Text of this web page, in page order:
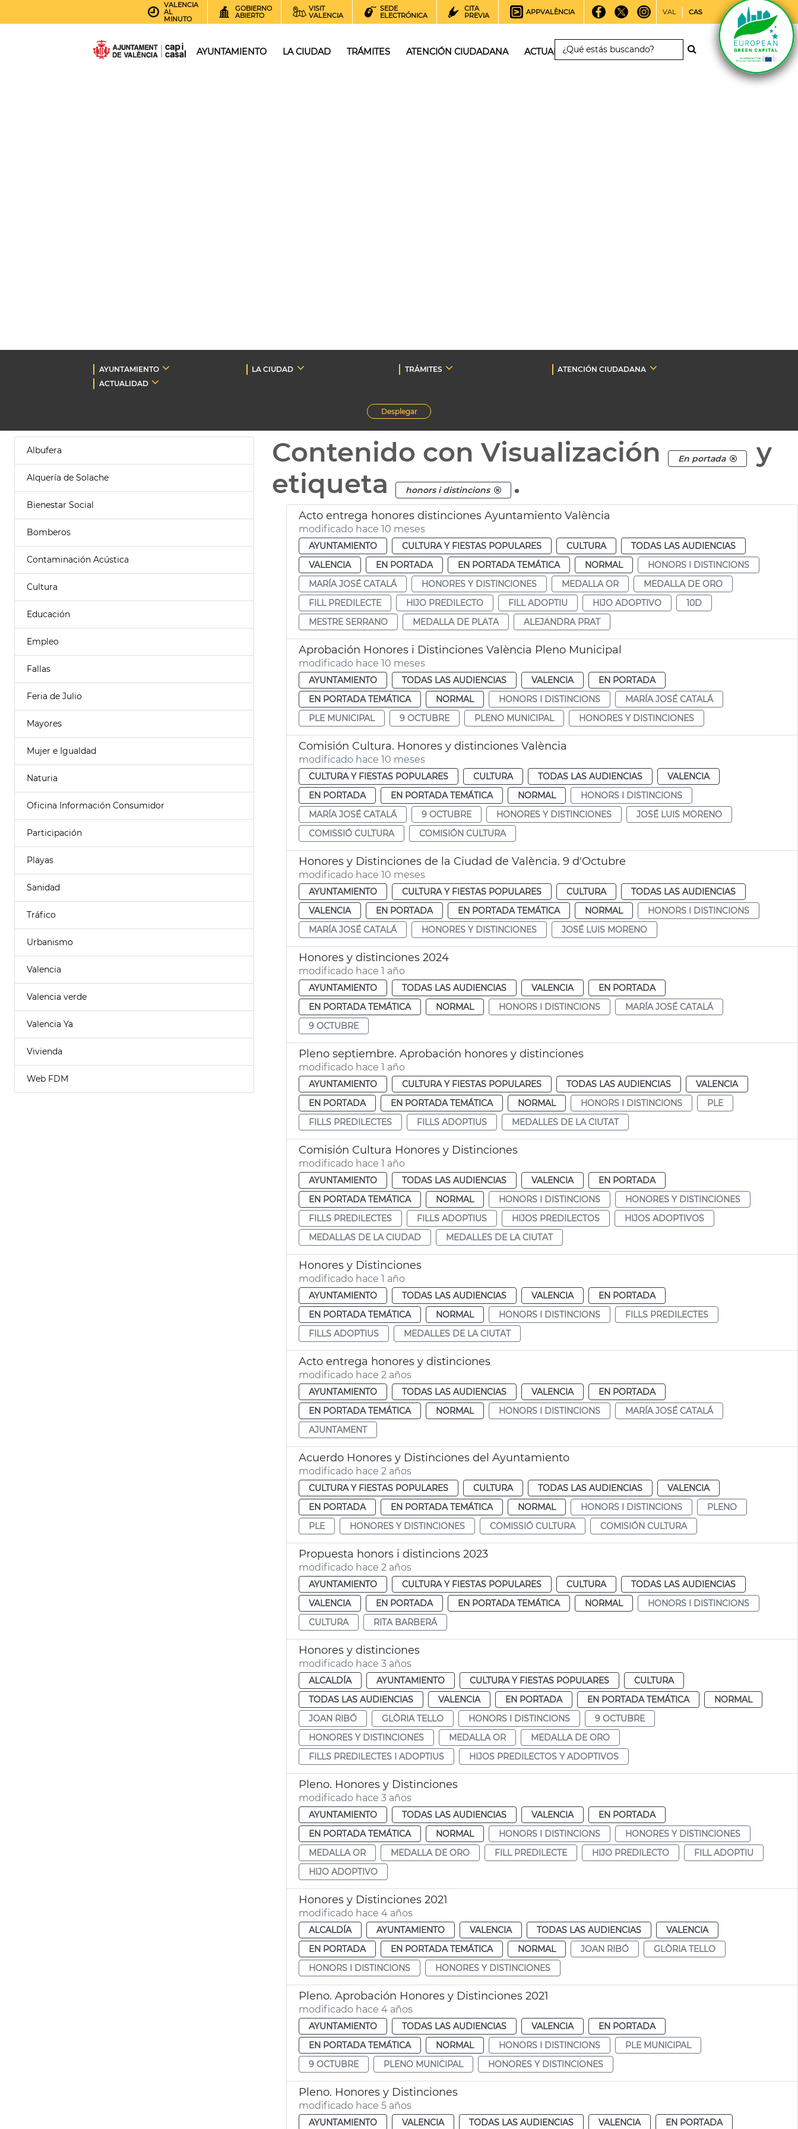
VALENCIA
AL
MINUTO
GOBIERNO
ABIERTO
VISIT
VALENCIA
SEDE
ELECTRÓNICA
CITA
PREVIA
APPVALÈNCIA VAL CAS
AYUNTAMIENTO LA CIUDAD TRÁMITES ATENCIÓN CIUDADANA ACTUALIDAD
AYUNTAMIENTO LA CIUDAD TRÁMITES
ATENCIÓN CIUDADANA
ACTUALIDAD
Desplegar
Albufera
Alquería de Solache
Bienestar Social
Bomberos
Contaminación Acústica
Cultura
Educación
Empleo
Fallas
Feria de Julio
Mayores
Mujer e Igualdad
Naturia
Oficina Información Consumidor
Participación
Playas
Sanidad
Tráfico
Urbanismo
Valencia
Valencia verde
Valencia Ya
Vivienda
Web FDM
Contenido con Visualización En portada
y
etiqueta
honors i distincions .
Acto entrega honores distinciones Ayuntamiento València
modificado hace 10 meses
AYUNTAMIENTO CULTURA Y FIESTAS POPULARES CULTURA
TODAS LAS AUDIENCIAS
VALENCIA
EN PORTADA EN PORTADA TEMÁTICA NORMAL
HONORS I DISTINCIONS
MARÍA JOSÉ CATALÁ
HONORES Y DISTINCIONES MEDALLA OR
MEDALLA DE ORO
FILL PREDILECTE
HIJO PREDILECTO FILL ADOPTIU HIJO ADOPTIVO
10D
MESTRE SERRANO
MEDALLA DE PLATA ALEJANDRA PRAT
Aprobación Honores i Distinciones València Pleno Municipal
modificado hace 10 meses
AYUNTAMIENTO TODAS LAS AUDIENCIAS VALENCIA
EN PORTADA
EN PORTADA TEMÁTICA
NORMAL HONORS I DISTINCIONS
MARÍA JOSÉ CATALÁ
PLE MUNICIPAL
9 OCTUBRE PLENO MUNICIPAL HONORES Y DISTINCIONES
Comisión Cultura. Honores y distinciones València
modificado hace 10 meses
CULTURA Y FIESTAS POPULARES CULTURA TODAS LAS AUDIENCIAS
VALENCIA
EN PORTADA
EN PORTADA TEMÁTICA NORMAL
HONORS I DISTINCIONS
MARÍA JOSÉ CATALÁ
9 OCTUBRE HONORES Y DISTINCIONES
JOSÉ LUIS MORENO
COMISSIÓ CULTURA
COMISIÓN CULTURA
Honores y Distinciones de la Ciudad de València. 9 d'Octubre
modificado hace 10 meses
AYUNTAMIENTO CULTURA Y FIESTAS POPULARES CULTURA
TODAS LAS AUDIENCIAS
VALENCIA
EN PORTADA EN PORTADA TEMÁTICA NORMAL
HONORS I DISTINCIONS
MARÍA JOSÉ CATALÁ
HONORES Y DISTINCIONES JOSÉ LUIS MORENO
Honores y distinciones 2024
modificado hace 1 año
AYUNTAMIENTO TODAS LAS AUDIENCIAS VALENCIA
EN PORTADA
EN PORTADA TEMÁTICA
NORMAL HONORS I DISTINCIONS
MARÍA JOSÉ CATALÁ
9 OCTUBRE
Pleno septiembre. Aprobación honores y distinciones
modificado hace 1 año
AYUNTAMIENTO CULTURA Y FIESTAS POPULARES TODAS LAS AUDIENCIAS
VALENCIA
EN PORTADA
EN PORTADA TEMÁTICA NORMAL HONORS I DISTINCIONS
PLE
FILLS PREDILECTES
FILLS ADOPTIUS MEDALLES DE LA CIUTAT
Comisión Cultura Honores y Distinciones
modificado hace 1 año
AYUNTAMIENTO TODAS LAS AUDIENCIAS VALENCIA
EN PORTADA
EN PORTADA TEMÁTICA
NORMAL HONORS I DISTINCIONS
HONORES Y DISTINCIONES
FILLS PREDILECTES
FILLS ADOPTIUS HIJOS PREDILECTOS
HIJOS ADOPTIVOS
MEDALLAS DE LA CIUDAD
MEDALLES DE LA CIUTAT
Honores y Distinciones
modificado hace 1 año
AYUNTAMIENTO TODAS LAS AUDIENCIAS VALENCIA
EN PORTADA
EN PORTADA TEMÁTICA
NORMAL HONORS I DISTINCIONS
FILLS PREDILECTES
FILLS ADOPTIUS
MEDALLES DE LA CIUTAT
Acto entrega honores y distinciones
modificado hace 2 años
AYUNTAMIENTO TODAS LAS AUDIENCIAS VALENCIA
EN PORTADA
EN PORTADA TEMÁTICA
NORMAL HONORS I DISTINCIONS
MARÍA JOSÉ CATALÁ
AJUNTAMENT
Acuerdo Honores y Distinciones del Ayuntamiento
modificado hace 2 años
CULTURA Y FIESTAS POPULARES CULTURA TODAS LAS AUDIENCIAS
VALENCIA
EN PORTADA
EN PORTADA TEMÁTICA NORMAL HONORS I DISTINCIONS
PLENO
PLE
HONORES Y DISTINCIONES COMISSIÓ CULTURA COMISIÓN CULTURA
Propuesta honors i distincions 2023
modificado hace 2 años
AYUNTAMIENTO CULTURA Y FIESTAS POPULARES CULTURA
TODAS LAS AUDIENCIAS
VALENCIA
EN PORTADA EN PORTADA TEMÁTICA NORMAL
HONORS I DISTINCIONS
CULTURA
RITA BARBERÁ
Honores y distinciones
modificado hace 3 años
ALCALDÍA AYUNTAMIENTO CULTURA Y FIESTAS POPULARES
CULTURA
TODAS LAS AUDIENCIAS
VALENCIA EN PORTADA EN PORTADA TEMÁTICA
NORMAL
JOAN RIBÓ
GLÒRIA TELLO HONORS I DISTINCIONS
9 OCTUBRE
HONORES Y DISTINCIONES
MEDALLA OR
MEDALLA DE ORO
FILLS PREDILECTES I ADOPTIUS
HIJOS PREDILECTOS Y ADOPTIVOS
Pleno. Honores y Distinciones
modificado hace 3 años
AYUNTAMIENTO TODAS LAS AUDIENCIAS VALENCIA
EN PORTADA
EN PORTADA TEMÁTICA
NORMAL HONORS I DISTINCIONS
HONORES Y DISTINCIONES
MEDALLA OR
MEDALLA DE ORO FILL PREDILECTE HIJO PREDILECTO
FILL ADOPTIU
HIJO ADOPTIVO
Honores y Distinciones 2021
modificado hace 4 años
ALCALDÍA AYUNTAMIENTO VALENCIA TODAS LAS AUDIENCIAS
VALENCIA
EN PORTADA
EN PORTADA TEMÁTICA NORMAL JOAN RIBÓ
GLÒRIA TELLO
HONORS I DISTINCIONS
HONORES Y DISTINCIONES
Pleno. Aprobación Honores y Distinciones 2021
modificado hace 4 años
AYUNTAMIENTO TODAS LAS AUDIENCIAS VALENCIA
EN PORTADA
EN PORTADA TEMÁTICA
NORMAL HONORS I DISTINCIONS
PLE MUNICIPAL
9 OCTUBRE
PLENO MUNICIPAL HONORES Y DISTINCIONES
Pleno. Honores y Distinciones
modificado hace 5 años
AYUNTAMIENTO VALENCIA TODAS LAS AUDIENCIAS VALENCIA EN PORTADA